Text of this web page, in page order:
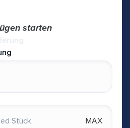
starten
MAX